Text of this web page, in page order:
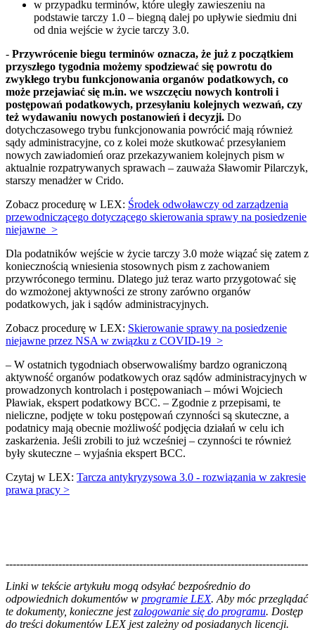
w przypadku terminów, które uległy zawieszeniu na
podstawie tarczy 1.0 – biegną dalej po upływie siedmiu dni
od dnia wejście w życie tarczy 3.0.
- Przywrócenie biegu terminów oznacza, że już z początkiem
przyszłego tygodnia możemy spodziewać się powrotu do
zwykłego trybu funkcjonowania organów podatkowych, co
może przejawiać się m.in. we wszczęciu nowych kontroli i
postępowań podatkowych, przesyłaniu kolejnych wezwań, czy
też wydawaniu nowych postanowień i decyzji. Do
dotychczasowego trybu funkcjonowania powrócić mają również
sądy administracyjne, co z kolei może skutkować przesyłaniem
nowych zawiadomień oraz przekazywaniem kolejnych pism w
aktualnie rozpatrywanych sprawach – zauważa Sławomir Pilarczyk,
starszy menadżer w Crido.
Zobacz procedurę w LEX: Środek odwoławczy od zarządzenia
przewodniczącego dotyczącego skierowania sprawy na posiedzenie
niejawne >
Dla podatników wejście w życie tarczy 3.0 może wiązać się zatem z
koniecznością wniesienia stosownych pism z zachowaniem
przywróconego terminu. Dlatego już teraz warto przygotować się
do wzmożonej aktywności ze strony zarówno organów
podatkowych, jak i sądów administracyjnych.
Zobacz procedurę w LEX: Skierowanie sprawy na posiedzenie
niejawne przez NSA w związku z COVID-19 >
– W ostatnich tygodniach obserwowaliśmy bardzo ograniczoną
aktywność organów podatkowych oraz sądów administracyjnych w
prowadzonych kontrolach i postępowaniach – mówi Wojciech
Pławiak, ekspert podatkowy BCC. – Zgodnie z przepisami, te
nieliczne, podjęte w toku postępowań czynności są skuteczne, a
podatnicy mają obecnie możliwość podjęcia działań w celu ich
zaskarżenia. Jeśli zrobili to już wcześniej – czynności te również
były skuteczne – wyjaśnia ekspert BCC.
Czytaj w LEX: Tarcza antykryzysowa 3.0 - rozwiązania w zakresie
prawa pracy >
--------------------------------------------------------------------------------------
Linki w tekście artykułu mogą odsyłać bezpośrednio do
odpowiednich dokumentów w programie LEX. Aby móc przeglądać
te dokumenty, konieczne jestzalogowanie się do programu. Dostęp
do treści dokumentów LEX jest zależny od posiadanych licencji.